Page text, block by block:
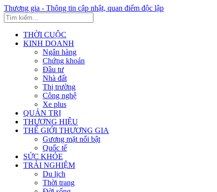
Thương gia - Thông tin cập nhật, quan điểm độc lập
THỜI CUỘC
KINH DOANH
Ngân hàng
Chứng khoán
Đầu tư
Nhà đất
Thị trường
Công nghệ
Xe plus
QUẢN TRỊ
THƯƠNG HIỆU
THẾ GIỚI THƯƠNG GIA
Gương mặt nổi bật
Quốc tế
SỨC KHỎE
TRẢI NGHIỆM
Du lịch
Thời trang